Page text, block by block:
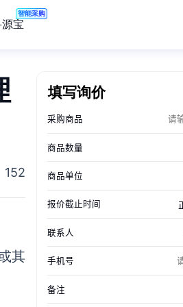
宝
智能采购
152
其
填写询价